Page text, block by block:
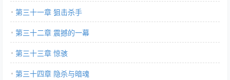
第三十一章 狙击杀手
第三十二章 震撼的一幕
第三十三章 惊骇
第三十四章 隐杀与暗魂